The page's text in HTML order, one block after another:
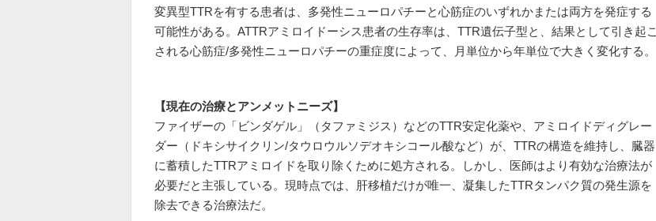
変異型TTRを有する患者は、多発性ニューロパチーと心筋症のいずれかまたは両方を発症する
可能性がある。ATTRアミロイドーシス患者の生存率は、TTR遺伝子型と、結果として引き起こ
される心筋症/多発性ニューロパチーの重症度によって、月単位から年単位で大きく変化する。
【現在の治療とアンメットニーズ】
ファイザーの「ビンダゲル」（タファミジス）などのTTR安定化薬や、アミロイドディグレー
ダー（ドキシサイクリン/タウロウルソデオキシコール酸など）が、TTRの構造を維持し、臓器
に蓄積したTTRアミロイドを取り除くために処方される。しかし、医師はより有効な治療法が
必要だと主張している。現時点では、肝移植だけが唯一、凝集したTTRタンパク質の発生源を
除去できる治療法だ。